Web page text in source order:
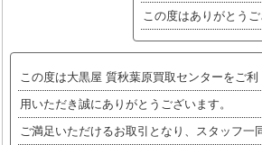
この度はありがとうご
この度は大黒屋 質秋葉原買取センターをご利
用いただき誠にありがとうございます。
ご満足いただけるお取引となり、スタッフ一